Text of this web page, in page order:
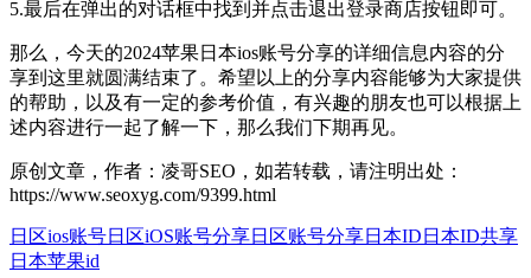
5.最后在弹出的对话框中找到并点击退出登录商店按钮即可。
那么，今天的2024苹果日本ios账号分享的详细信息内容的分
享到这里就圆满结束了。希望以上的分享内容能够为大家提供
的帮助，以及有一定的参考价值，有兴趣的朋友也可以根据上
述内容进行一起了解一下，那么我们下期再见。
原创文章，作者：凌哥SEO，如若转载，请注明出处：
https://www.seoxyg.com/9399.html
日区ios账号日区iOS账号分享日区账号分享日本ID 日本ID共享
日本苹果id